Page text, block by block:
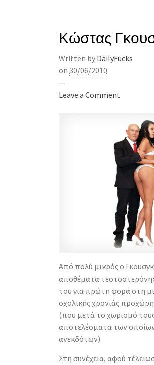
Κώστας
Written by DailyFucks
on 30/06/2010
—
Leave a Comment
Από πολύ μικρός ο
αποθέματα
του για πρώτη φορά στη
σχολικής χρονιάς
(που μετά το χωρισμό
αποτελέσματα των
ανεκδότων).
Στη συνέχεια, αφού